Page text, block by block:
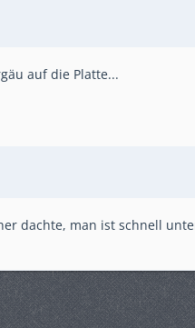
auf die Platte...
dachte, man ist schnell